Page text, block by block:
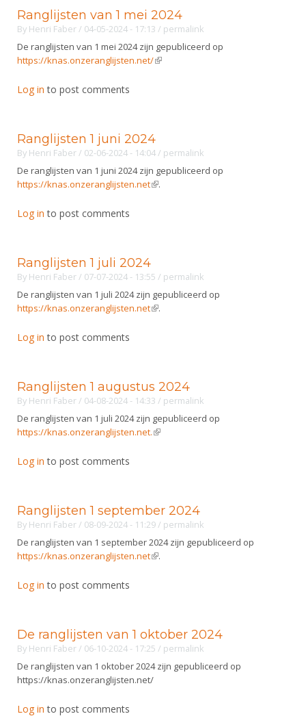
Ranglijsten van 1 mei 2024
By Henri Faber/ 04-05-2024 - 17:13 / permalink
De ranglijsten van 1 mei 2024 zijn gepubliceerd op
https://knas.onzeranglijsten.net/(link is external)
Log in to post comments
Ranglijsten 1 juni 2024
By Henri Faber/ 02-06-2024 - 14:04/ permalink
De ranglijsten van 1 juni 2024 zijn gepubliceerd op
https://knas.onzeranglijsten.net(link is external)
.
Log in to post comments
Ranglijsten 1 juli 2024
By Henri Faber/ 07-07-2024 - 13:55 / permalink
De ranglijsten van 1 juli 2024 zijn gepubliceerd op
https://knas.onzeranglijsten.net(link is external)
.
Log in to post comments
Ranglijsten 1 augustus 2024
By Henri Faber/ 04-08-2024 - 14:33 / permalink
De ranglijsten van 1 juli 2024 zijn gepubliceerd op
https://knas.onzeranglijsten.net.(link is external)
Log in to post comments
Ranglijsten 1 september 2024
By Henri Faber/ 08-09-2024 - 11:29/ permalink
De ranglijsten van 1 september 2024 zijn gepubliceerd op
https://knas.onzeranglijsten.net(link is external)
.
Log in to post comments
De ranglijsten van 1 oktober 2024
By Henri Faber/ 06-10-2024 - 17:25 / permalink
De ranglijsten van 1 oktober 2024 zijn gepubliceerd op
https://knas.onzeranglijsten.net/
Log in to post comments